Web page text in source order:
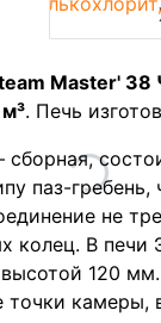
Master'
. Печь
сборная,
паз-
не
колец. В
120
точки камеры,